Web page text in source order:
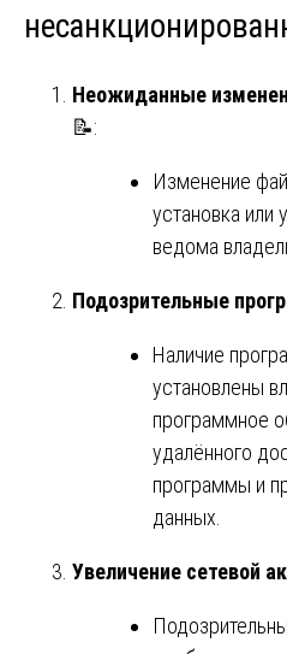
Неожиданные
📝:
Изменение
установка или
ведома
Подозрительные
Наличие
установлены
программное
удалённого
программы и
данных.
Увеличение сетевой